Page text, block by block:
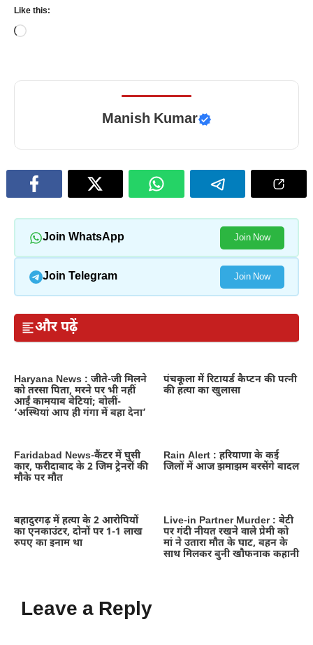
Like this:
Loading…
Manish Kumar
Join WhatsApp Join Now
Join Telegram Join Now
और पढ़ें
Haryana News : जीते-जी मिलने
को तरसा पिता, मरने पर भी नहीं
आईं कामयाब बेटियां; बोलीं-
‘अस्थियां आप ही गंगा में बहा देना’
पंचकूला में रिटायर्ड कैप्टन की पत्नी
की हत्या का खुलासा
Faridabad News-कैंटर में घुसी
कार, फरीदाबाद के 2 जिम ट्रेनरों की
मौके पर मौत
Rain Alert : हरियाणा के कई
जिलों में आज झमाझम बरसेंगे बादल
बहादुरगढ़ में हत्या के 2 आरोपियों
का एनकाउंटर, दोनों पर 1-1 लाख
रुपए का इनाम था
Live-in Partner Murder : बेटी
पर गंदी नीयत रखने वाले प्रेमी को
मां ने उतारा मौत के घाट, बहन के
साथ मिलकर बुनी खौफनाक कहानी
Leave a Reply